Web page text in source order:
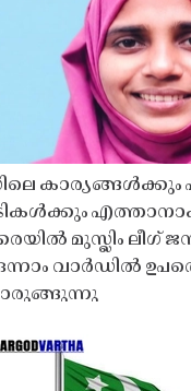
കാര്യങ്ങൾക്കും
മുസ്ലിം ലീഗ്
വാർഡിൽ